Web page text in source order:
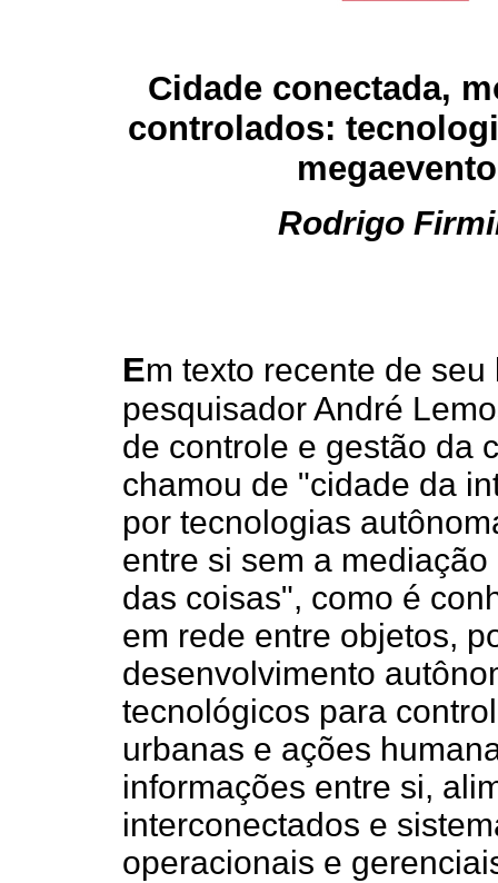
Cidade conectada,
controlados:
Rodrigo
Em texto recente de
pesquisador André
de controle e gestão da
chamou de "cidade da
por tecnologias
entre si sem a
das coisas", como é
em rede entre objetos,
desenvolvimento
tecnológicos para
urbanas e ações
informações entre si,
interconectados e
operacionais e